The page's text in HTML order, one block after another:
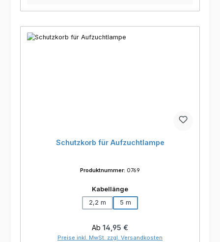
Schutzkorb für Aufzuchtlampe
Produktnummer: 0769
Kabellängeauswählen
2,2 m
5 m
Regulärer Preis:
Ab 14,95 €
Preise inkl. MwSt. zzgl. Versandkosten